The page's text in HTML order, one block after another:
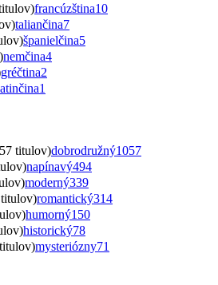
francúzština10
taliančina7
španielčina5
nemčina4
gréčtina2
1
titulov)dobrodružný1057
napínavý494
moderný339
romantický314
humorný150
historický78
mysteriózny71